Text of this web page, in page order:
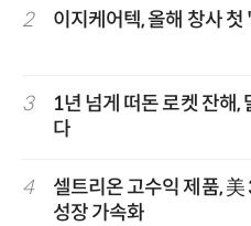
2 이지케어텍, 올해 창사
3
1년 넘게 떠돈 로켓 잔해
다
4
셀트리온 고수익 제품,
성장 가속화